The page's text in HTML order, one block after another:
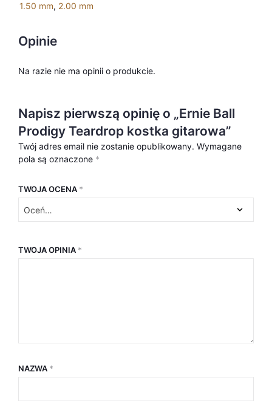
1.50 mm, 2.00 mm
Opinie
Na razie nie ma opinii o produkcie.
Napisz pierwszą opinię o „Ernie Ball
Prodigy Teardrop kostka gitarowa”
Twój adres email nie zostanie opublikowany. Wymagane
pola są oznaczone *
TWOJA OCENA *
TWOJA OPINIA *
NAZWA *